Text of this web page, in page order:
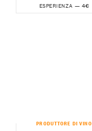
ESPERIENZA — 4€
PRODUTTORE DI VINO